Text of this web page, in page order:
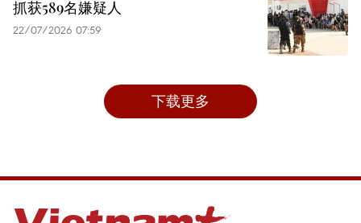
抓获589名嫌疑人
22/07/2026 07:59
下载更多